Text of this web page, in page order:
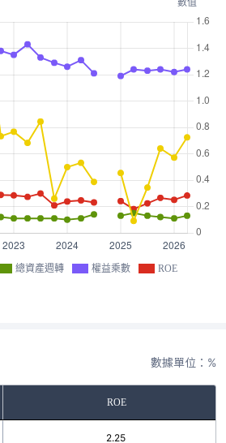
總資產週轉 權益乘數 ROE
數據單位：%
ROE
2.25